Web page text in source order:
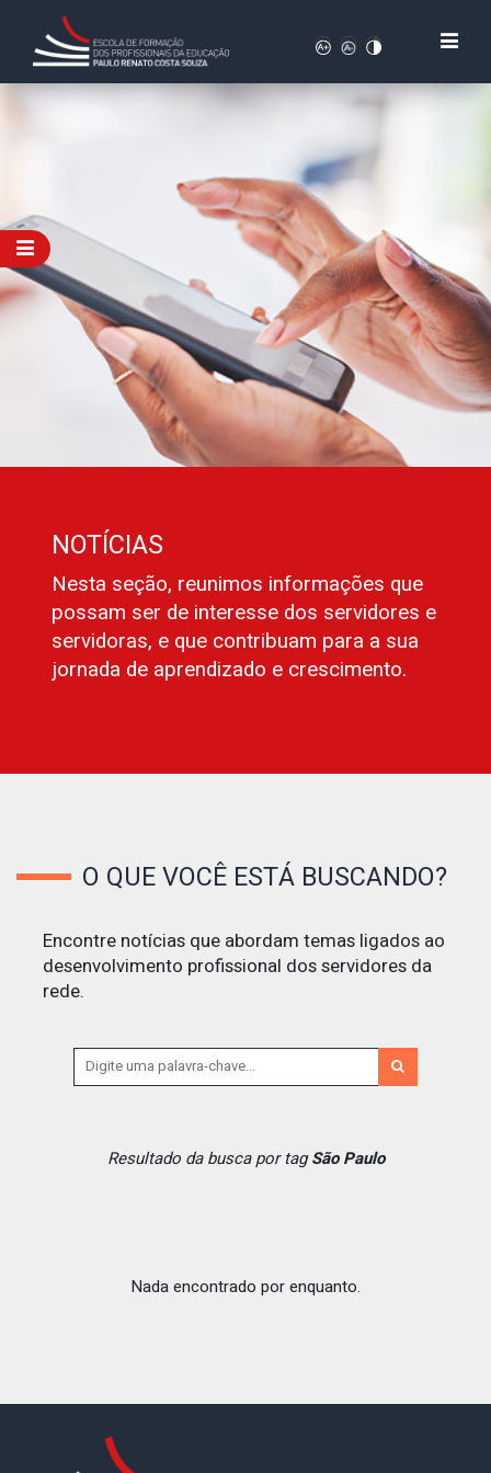
NOTÍCIAS
Nesta seção, reunimos informações que
possam ser de interesse dos servidores e
servidoras, e que contribuam para a sua
jornada de aprendizado e crescimento.
O QUE VOCÊ ESTÁ BUSCANDO?
Encontre notícias que abordam temas ligados ao
desenvolvimento profissional dos servidores da
rede.
Resultado da busca por tagSão Paulo
Nada encontrado por enquanto.